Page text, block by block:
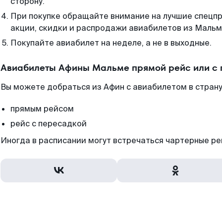
При покупке обращайте внимание на лучшие
акции, скидки и распродажи авиабилетов из
Покупайте авиабилет на неделе, а не в выходные.
Авиабилеты Афины Мальме прямой рейс или с
Вы можете добраться из Афин с авиабилетом в
прямым рейсом
рейс с пересадкой
Иногда в расписании могут встречаться чартерные